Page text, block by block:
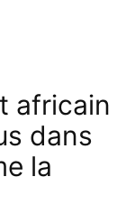
africain
dans
la